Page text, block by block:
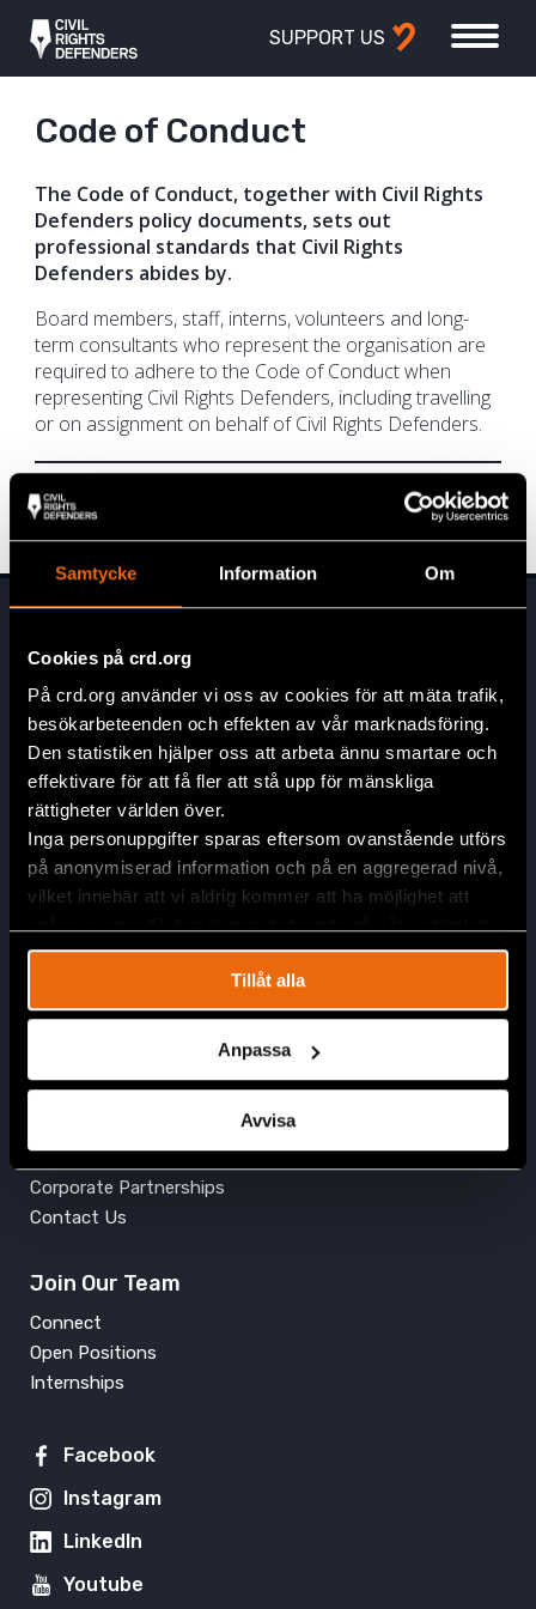
Samtycke Information Om
Cookies på crd.org
På crd.org använder vi oss av cookies för att mäta trafik,
besökarbeteenden och effekten av vår marknadsföring.
Den statistiken hjälper oss att arbeta ännu smartare och
effektivare för att få fler att stå upp för mänskliga
rättigheter världen över.
Inga personuppgifter sparas eftersom ovanstående utförs
på anonymiserad information och på en aggregerad nivå,
vilket innebär att vi aldrig kommer att ha möjlighet att
Tillåt alla
Anpassa
Avvisa
SUPPORT US
Code of Conduct
The Code of Conduct, together with Civil Rights
Defenders policy documents, sets out
professional standards that Civil Rights
Defenders abides by.
Board members, staff, interns, volunteers and long-
term consultants who represent the organisation are
required to adhere to the Code of Conduct when
representing Civil Rights Defenders, including travelling
or on assignment on behalf of Civil Rights Defenders.
Download
Head Office
Civil Rights Defenders
Östgötagatan 90
SE-116 64 Stockholm
Sweden
Contact
+46 (0)8 545 277 30
Get Involved
Support Us
Corporate Partnerships
Contact Us
Join Our Team
Connect
Open Positions
Internships
Facebook
Instagram
LinkedIn
Youtube